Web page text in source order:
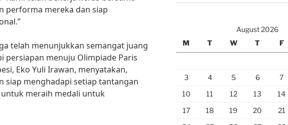
performa mereka dan siap
telah menunjukkan semangat juang
persiapan menuju Olimpiade Paris
Eko Yuli Irawan, menyatakan,
siap menghadapi setiap tantangan
untuk meraih medali untuk
August 2026
M
T W T F
3
4 5 6 7
10
11 12 13 14
17
18 19 20 21